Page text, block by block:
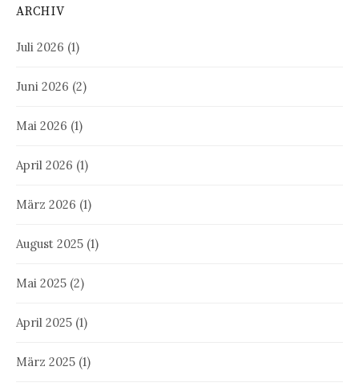
ARCHIV
Juli 2026 (1)
Juni 2026 (2)
Mai 2026 (1)
April 2026 (1)
März 2026 (1)
August 2025 (1)
Mai 2025 (2)
April 2025 (1)
März 2025 (1)